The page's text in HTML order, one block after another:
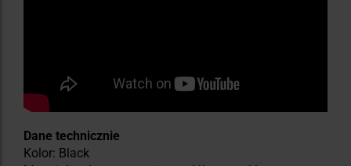
Dane technicznie
Kolor: Black